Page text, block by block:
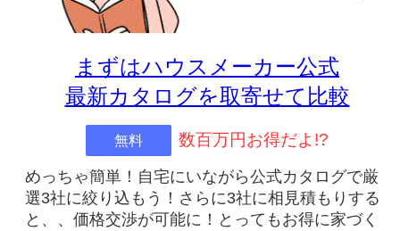
まずはハウスメーカー公式
最新カタログを取寄せて比較
無料 数百万円お得だよ!?
めっちゃ簡単！自宅にいながら公式カタログで厳
選3社に絞り込もう！さらに3社に相見積もりする
と、、価格交渉が可能に！とってもお得に家づく